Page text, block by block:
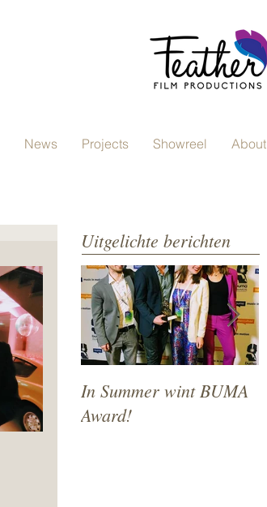
News Projects Showreel About
Uitgelichte berichten
In Summer wint BUMA
Award!